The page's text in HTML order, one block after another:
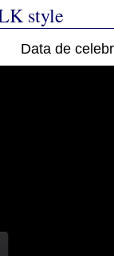
style
Data de